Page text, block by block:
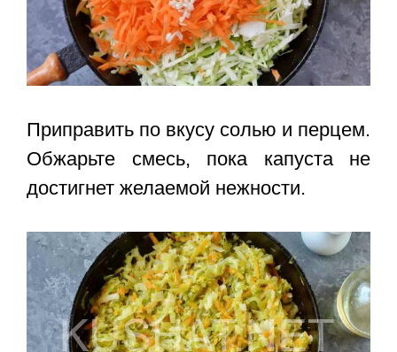
Приправить по вкусу солью и перцем.
Обжарьте смесь, пока капуста не
достигнет желаемой нежности.